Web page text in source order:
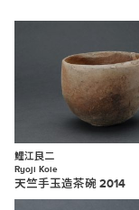
鯉江良二
Ryoji Koie
天竺手玉造茶碗 2014